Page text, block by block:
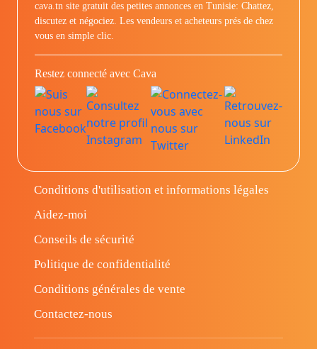
cava.tn site gratuit des petites annonces en Tunisie: Chattez,
discutez et négociez. Les vendeurs et acheteurs prés de chez
vous en simple clic.
Restez connecté avec Cava
Conditions d'utilisation et informations légales
Aidez-moi
Conseils de sécurité
Politique de confidentialité
Conditions générales de vente
Contactez-nous